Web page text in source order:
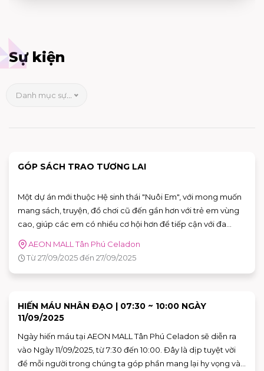
Sự kiện
GÓP SÁCH TRAO TƯƠNG LAI
Một dự án mới thuộc Hệ sinh thái "Nuôi Em", với mong muốn
mang sách, truyện, đồ chơi cũ đến gần hơn với trẻ em vùng
cao, giúp các em có nhiều cơ hội hơn để tiếp cận với đa
dạng tri thức.
AEON MALL Tân Phú Celadon
Từ 27/09/2025 đến 27/09/2025
HIẾN MÁU NHÂN ĐẠO | 07:30 ~ 10:00 NGÀY
11/09/2025
Ngày hiến máu tại AEON MALL Tân Phú Celadon sẽ diễn ra
vào Ngày 11/09/2025, từ 7:30 đến 10:00. Đây là dịp tuyệt vời
để mỗi người trong chúng ta góp phần mang lại hy vọng và